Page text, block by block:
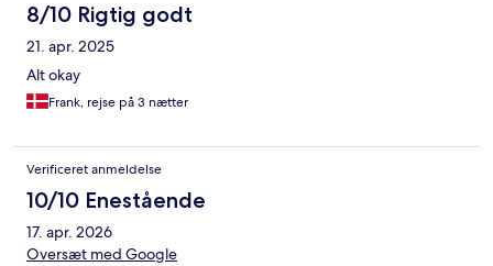
8/10 Rigtig godt
21. apr. 2025
Alt okay
Frank, rejse på 3 nætter
Verificeret anmeldelse
10/10 Enestående
17. apr. 2026
Oversæt med Google